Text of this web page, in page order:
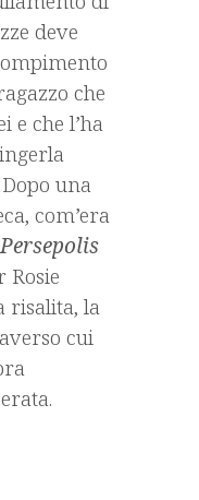
deve
che
e che l’ha
una
com’era
Persepolis
Rosie
risalita, la
cui